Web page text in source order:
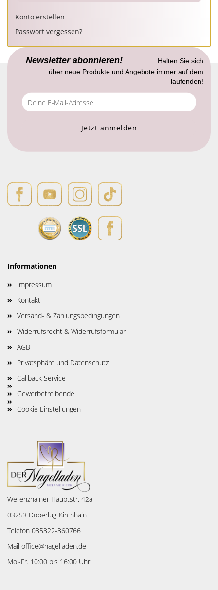
Konto erstellen
Passwort vergessen?
Newsletter abonnieren!
Halten Sie sich
über neue Produkte und Angebote immer auf dem
laufenden!
Informationen
Impressum
Kontakt
Versand- & Zahlungsbedingungen
Widerrufsrecht & Widerrufsformular
AGB
Privatsphäre und Datenschutz
Callback Service
Gewerbetreibende
Cookie Einstellungen
Werenzhainer Hauptstr. 42a
03253 Doberlug-Kirchhain
Telefon 035322-360766
Mail office@nagelladen.de
Mo.-Fr. 10:00 bis 16:00 Uhr